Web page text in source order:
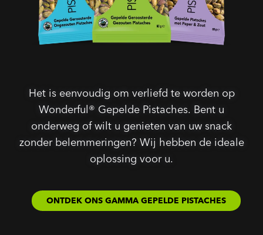
Het is eenvoudig om verliefd te worden op
Wonderful® Gepelde Pistaches. Bent u
onderweg of wilt u genieten van uw snack
zonder belemmeringen? Wij hebben de ideale
oplossing voor u.
ONTDEK ONS GAMMA GEPELDE PISTACHES